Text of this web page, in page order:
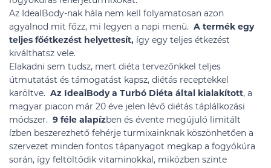
Az IdealBody-nak hála nem kell folyamatosan azon
agyalnod mit főzz, mi legyen a napi menü. A termék egy
teljes főétkezést helyettesít, így egy teljes étkezést
kiválthatsz vele.
Elakadni sem tudsz, mert diéta tervezőnkkel teljes
útmutatást és támogatást kapsz, diétás receptekkel
karöltve. Az IdealBody a Turbó Diéta által kialakított, a
magyar piacon már 20 éve jelen lévő diétás táplálkozási
módszer. 9 féle alapízben és évente megújuló limitált
ízben beszerezhető fehérje turmixainknak köszönhetően a
szervezet minden fontos tápanyagot megkap a fogyókúra
során, így feltöltődik vitaminokkal, miközben szinte